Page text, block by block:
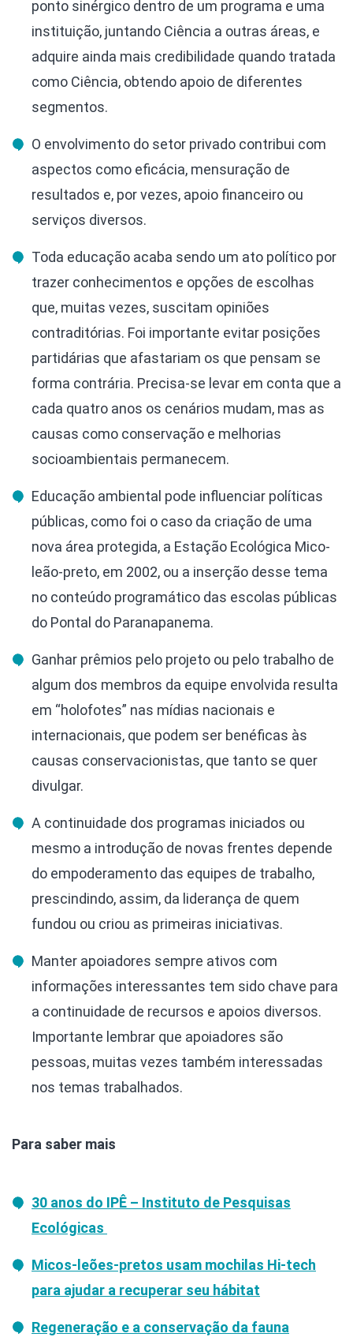
ponto sinérgico dentro de um programa e uma
instituição, juntando Ciência a outras áreas, e
adquire ainda mais credibilidade quando tratada
como Ciência, obtendo apoio de diferentes
segmentos.
O envolvimento do setor privado contribui com
aspectos como eficácia, mensuração de
resultados e, por vezes, apoio financeiro ou
serviços diversos.
Toda educação acaba sendo um ato político por
trazer conhecimentos e opções de escolhas
que, muitas vezes, suscitam opiniões
contraditórias. Foi importante evitar posições
partidárias que afastariam os que pensam se
forma contrária. Precisa-se levar em conta que a
cada quatro anos os cenários mudam, mas as
causas como conservação e melhorias
socioambientais permanecem.
Educação ambiental pode influenciar políticas
públicas, como foi o caso da criação de uma
nova área protegida, a Estação Ecológica Mico-
leão-preto, em 2002, ou a inserção desse tema
no conteúdo programático das escolas públicas
do Pontal do Paranapanema.
Ganhar prêmios pelo projeto ou pelo trabalho de
algum dos membros da equipe envolvida resulta
em “holofotes” nas mídias nacionais e
internacionais, que podem ser benéficas às
causas conservacionistas, que tanto se quer
divulgar.
A continuidade dos programas iniciados ou
mesmo a introdução de novas frentes depende
do empoderamento das equipes de trabalho,
prescindindo, assim, da liderança de quem
fundou ou criou as primeiras iniciativas.
Manter apoiadores sempre ativos com
informações interessantes tem sido chave para
a continuidade de recursos e apoios diversos.
Importante lembrar que apoiadores são
pessoas, muitas vezes também interessadas
nos temas trabalhados.
Para saber mais
30 anos do IPÊ – Instituto de Pesquisas
Ecológicas
Micos-leões-pretos usam mochilas Hi-tech
para ajudar a recuperar seu hábitat
Regeneração e a conservação da fauna